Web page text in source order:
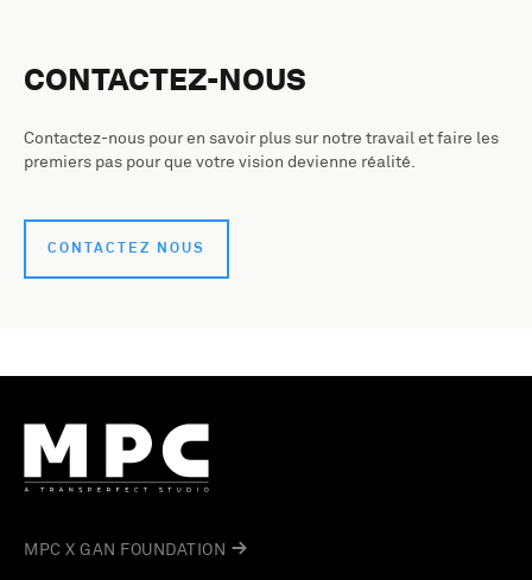
CONTACTEZ-NOUS
Contactez-nous pour en savoir plus sur notre travail et faire les
premiers pas pour que votre vision devienne réalité.
CONTACTEZ NOUS
MPC X GAN FOUNDATION